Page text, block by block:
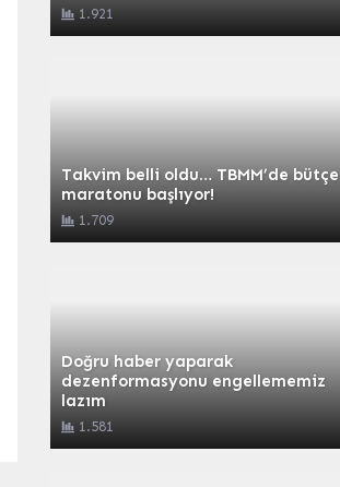
1.921
Takvim belli oldu… TBMM’de bütçe
maratonu başlıyor!
1.709
Doğru haber yaparak
dezenformasyonu engellememiz
lazım
1.581